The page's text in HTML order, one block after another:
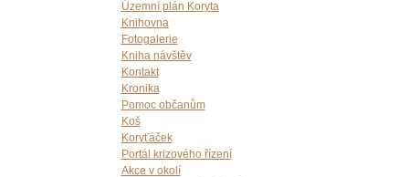
Územní plán Koryta
Knihovna
Fotogalerie
Kniha návštěv
Kontakt
Kronika
Pomoc občanům
Koš
Koryťáček
Portál krizového řízení
Akce v okolí